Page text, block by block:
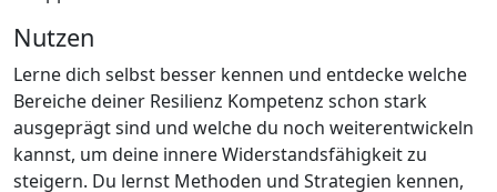
Nutzen
Lerne dich selbst besser kennen und entdecke welche
Bereiche deiner Resilienz Kompetenz schon stark
ausgeprägt sind und welche du noch weiterentwickeln
kannst, um deine innere Widerstandsfähigkeit zu
steigern. Du lernst Methoden und Strategien kennen,